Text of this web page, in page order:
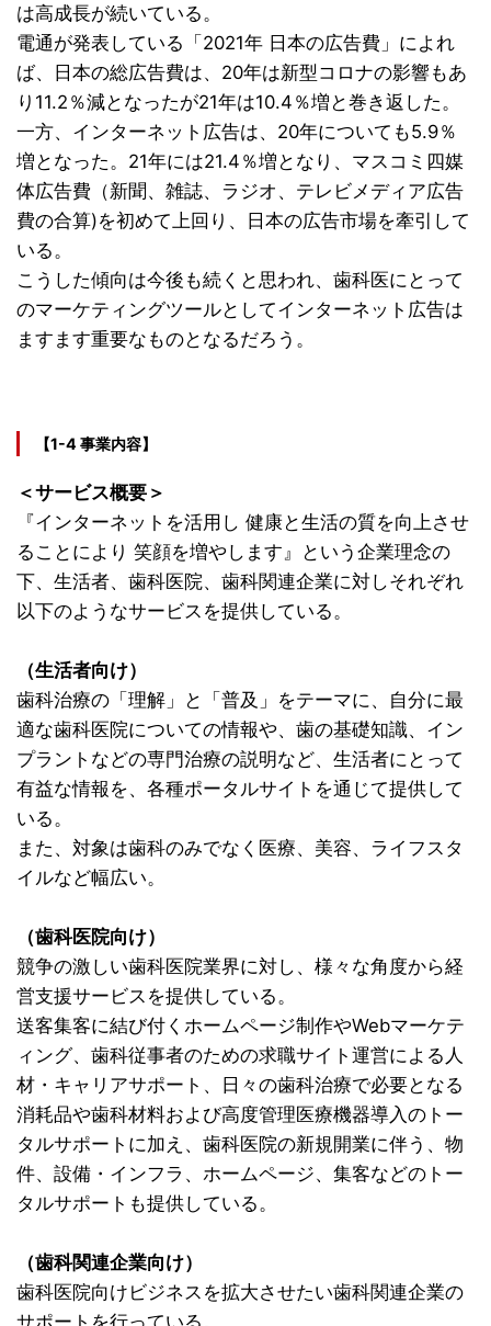
は高成長が続いている。
電通が発表している「2021年 日本の広告費」によれ
ば、日本の総広告費は、20年は新型コロナの影響もあ
り11.2％減となったが21年は10.4％増と巻き返した。
一方、インターネット広告は、20年についても5.9％
増となった。21年には21.4％増となり、マスコミ四媒
体広告費（新聞、雑誌、ラジオ、テレビメディア広告
費の合算)を初めて上回り、日本の広告市場を牽引して
いる。
こうした傾向は今後も続くと思われ、歯科医にとって
のマーケティングツールとしてインターネット広告は
ますます重要なものとなるだろう。
【1-4 事業内容】
＜サービス概要＞
『インターネットを活用し 健康と生活の質を向上させ
ることにより 笑顔を増やします』という企業理念の
下、生活者、歯科医院、歯科関連企業に対しそれぞれ
以下のようなサービスを提供している。
（生活者向け）
歯科治療の「理解」と「普及」をテーマに、自分に最
適な歯科医院についての情報や、歯の基礎知識、イン
プラントなどの専門治療の説明など、生活者にとって
有益な情報を、各種ポータルサイトを通じて提供して
いる。
また、対象は歯科のみでなく医療、美容、ライフスタ
イルなど幅広い。
（歯科医院向け）
競争の激しい歯科医院業界に対し、様々な角度から経
営支援サービスを提供している。
送客集客に結び付くホームページ制作やWebマーケテ
ィング、歯科従事者のための求職サイト運営による人
材・キャリアサポート、日々の歯科治療で必要となる
消耗品や歯科材料および高度管理医療機器導入のトー
タルサポートに加え、歯科医院の新規開業に伴う、物
件、設備・インフラ、ホームページ、集客などのトー
タルサポートも提供している。
（歯科関連企業向け）
歯科医院向けビジネスを拡大させたい歯科関連企業の
サポートを行っている。